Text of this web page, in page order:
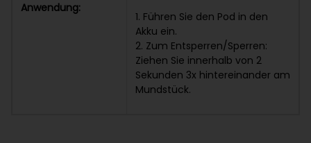
Anwendung:
1. Führen Sie den Pod in den
Akku ein.
2. Zum Entsperren/Sperren:
Ziehen Sie innerhalb von 2
Sekunden 3x hintereinander am
Mundstück.